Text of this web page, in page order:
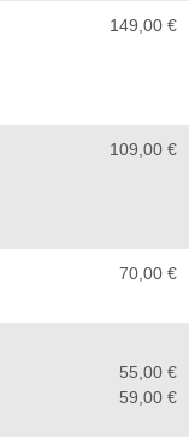
149,00 €
109,00 €
70,00 €
55,00 €
59,00 €